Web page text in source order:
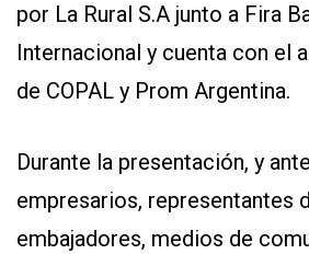
por La Rural S.A junto a Fira
Internacional y cuenta con el
de COPAL y Prom Argentina.
Durante la presentación, y
empresarios, representantes
embajadores, medios de